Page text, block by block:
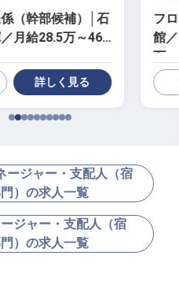
（幹部候補）│石
月給28.5万～46
詳しく見る
フ
館
万
ージャー・支配人（宿
）の求人一覧
ジャー・支配人（宿
）の求人一覧